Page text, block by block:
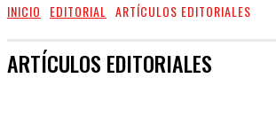
INICIO EDITORIAL ARTÍCULOS EDITORIALES
ARTÍCULOS EDITORIALES